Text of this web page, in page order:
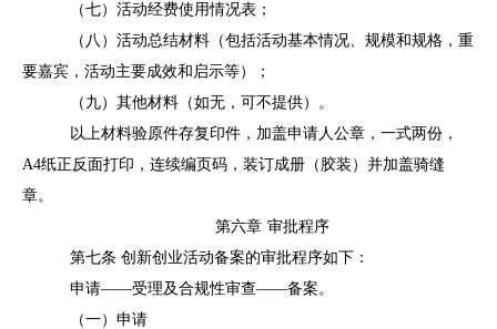
（七）活动经费使用情况表；
（八）活动总结材料（包括活动基本情况、规模和规格，重
要嘉宾，活动主要成效和启示等）；
（九）其他材料（如无，可不提供）。
以上材料验原件存复印件，加盖申请人公章，一式两份，
A4纸正反面打印，连续编页码，装订成册（胶装）并加盖骑缝
章。
第六章 审批程序
第七条 创新创业活动备案的审批程序如下：
申请——受理及合规性审查——备案。
（一）申请